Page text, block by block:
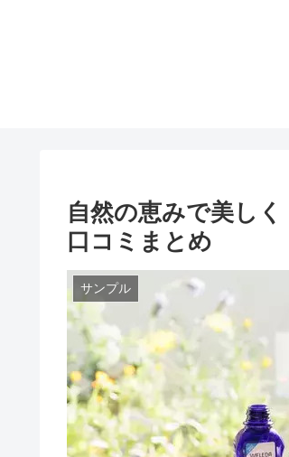
自然の恵みで美し
口コミまとめ
サンプル